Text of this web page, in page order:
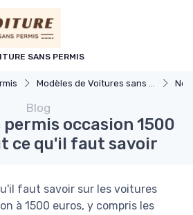
SANS PERMIS
Modèles de Voitures sans Permis
Blog
occasion 1500
ce qu'il faut savoir
faut savoir sur les voitures
à 1500 euros, y compris les